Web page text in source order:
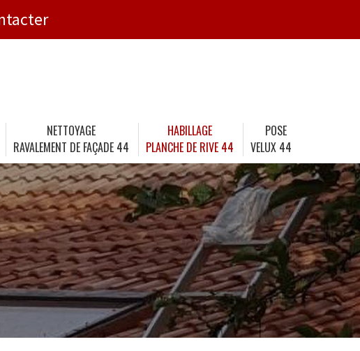
NETTOYAGE
RAVALEMENT DE FAÇADE 44
HABILLAGE
PLANCHE DE RIVE 44
POSE
VELUX 44